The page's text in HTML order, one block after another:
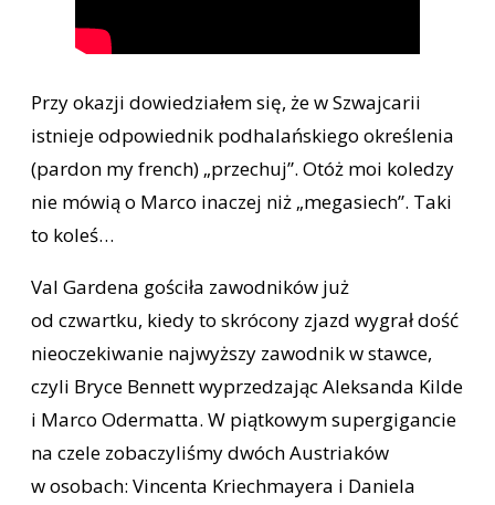
Przy okazji dowiedziałem się, że w Szwajcarii
istnieje odpowiednik podhalańskiego określenia
(pardon my french) „przechuj”. Otóż moi koledzy
nie mówią o Marco inaczej niż „megasiech”. Taki
to koleś…
Val Gardena gościła zawodników już
od czwartku, kiedy to skrócony zjazd wygrał dość
nieoczekiwanie najwyższy zawodnik w stawce,
czyli Bryce Bennett wyprzedzając Aleksanda Kilde
i Marco Odermatta. W piątkowym supergigancie
na czele zobaczyliśmy dwóch Austriaków
w osobach: Vincenta Kriechmayera i Daniela